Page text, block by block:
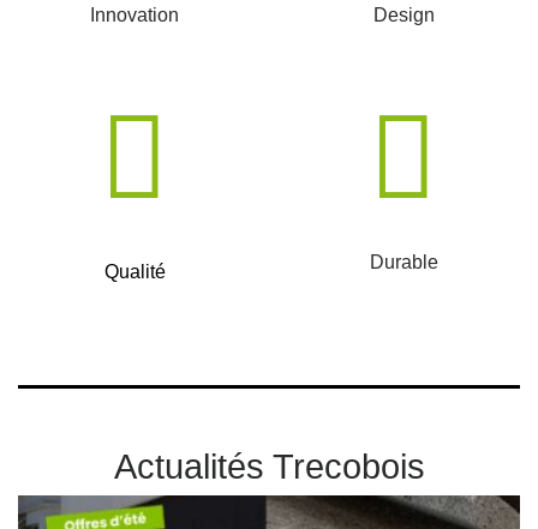
Innovation Design
Qualité Durable
Actualités Trecobois